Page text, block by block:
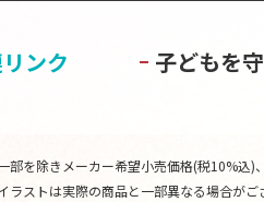
ンク 子どもを
を除きメーカー希望小売価格(税10%込)
ストは実際の商品と一部異なる場合がご